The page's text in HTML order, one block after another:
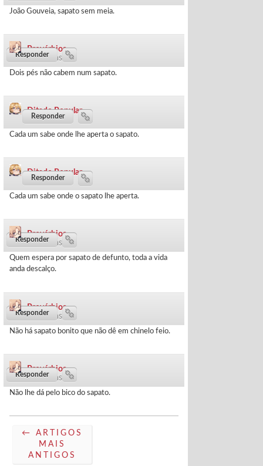
João Gouveia, sapato sem meia.
Provérbios
1023 dias ·
Dois pés não cabem num sapato.
Ditado Popular
1044 dias ·
Cada um sabe onde lhe aperta o sapato.
Ditado Popular
1046 dias ·
Cada um sabe onde o sapato lhe aperta.
Provérbios
1163 dias ·
Quem espera por sapato de defunto, toda a vida
anda descalço.
Provérbios
1233 dias ·
Não há sapato bonito que não dê em chinelo feio.
Provérbios
1470 dias ·
Não lhe dá pelo bico do sapato.
← ARTIGOS
MAIS
ANTIGOS